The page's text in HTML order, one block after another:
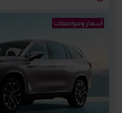
أسعار ومواصفات